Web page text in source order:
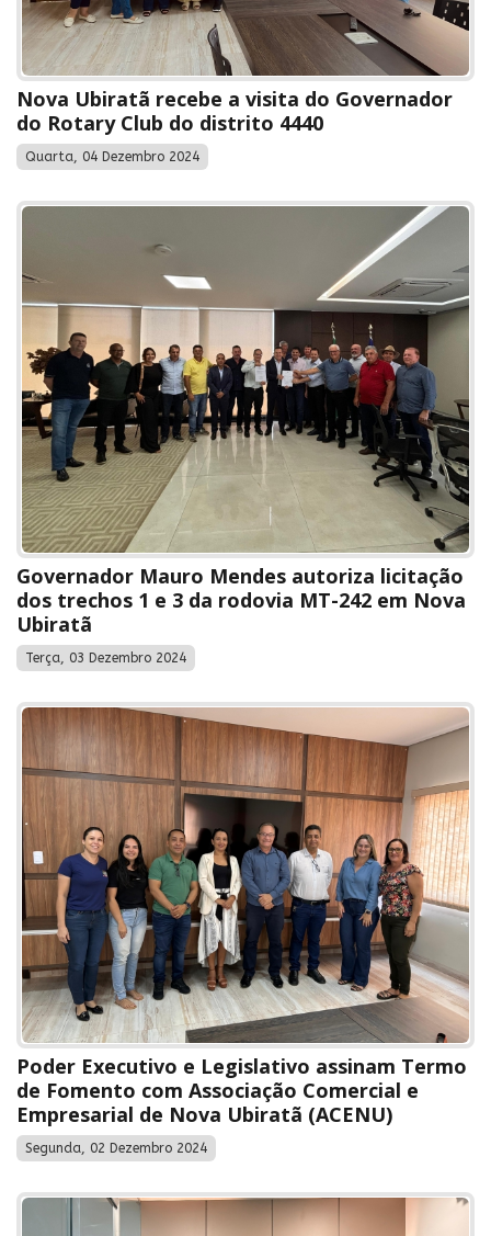
Nova Ubiratã recebe a visita do Governador
do Rotary Club do distrito 4440
Quarta, 04 Dezembro 2024
Governador Mauro Mendes autoriza licitação
dos trechos 1 e 3 da rodovia MT-242 em Nova
Ubiratã
Terça, 03 Dezembro 2024
Poder Executivo e Legislativo assinam Termo
de Fomento com Associação Comercial e
Empresarial de Nova Ubiratã (ACENU)
Segunda, 02 Dezembro 2024